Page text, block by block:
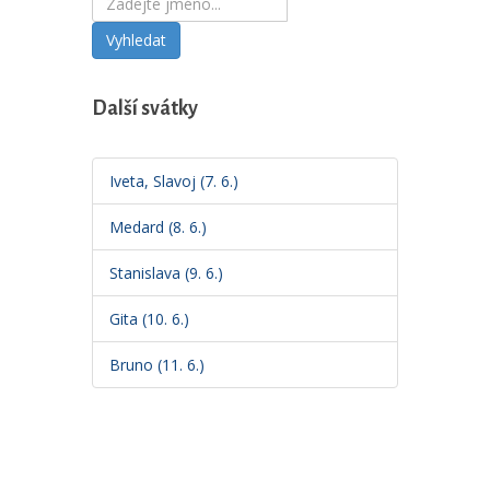
Vyhledat
Další svátky
Iveta, Slavoj (7. 6.)
Medard (8. 6.)
Stanislava (9. 6.)
Gita (10. 6.)
Bruno (11. 6.)